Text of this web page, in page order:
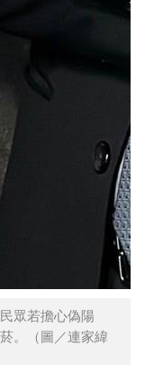
眾若擔心偽陽
。（圖／連家緯